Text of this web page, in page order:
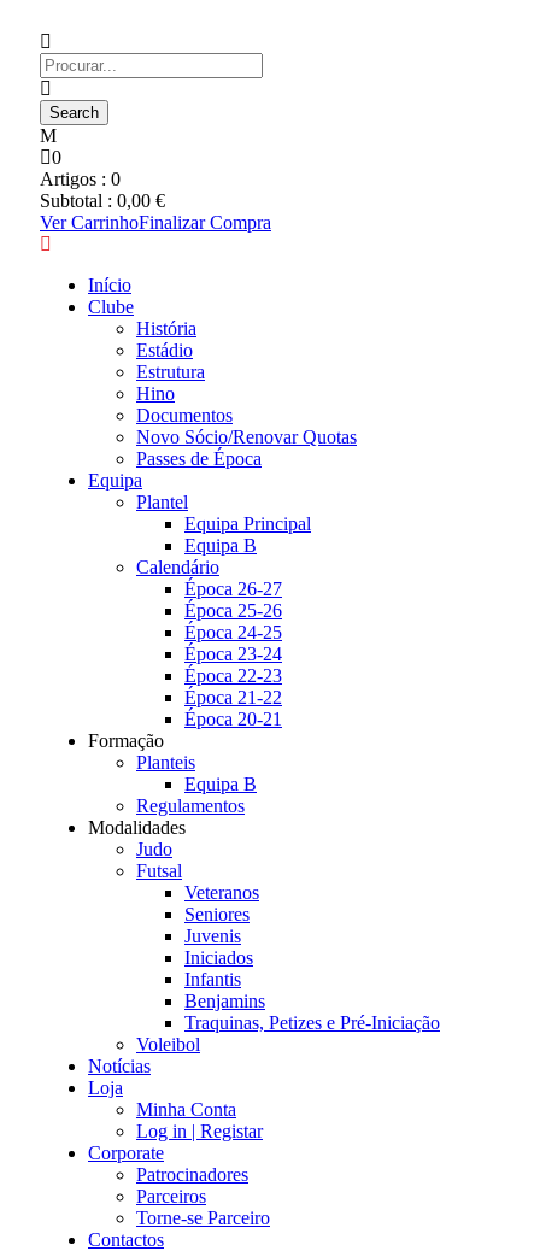
0
Artigos : 0
Subtotal : 0,00 €
Ver CarrinhoFinalizar Compra
Início
Clube
História
Estádio
Estrutura
Hino
Documentos
Novo Sócio/Renovar Quotas
Passes de Época
Equipa
Plantel
Equipa Principal
Equipa B
Calendário
Época 26-27
Época 25-26
Época 24-25
Época 23-24
Época 22-23
Época 21-22
Época 20-21
Formação
Planteis
Equipa B
Regulamentos
Modalidades
Judo
Futsal
Veteranos
Seniores
Juvenis
Iniciados
Infantis
Benjamins
Traquinas, Petizes e Pré-Iniciação
Voleibol
Notícias
Loja
Minha Conta
Log in | Registar
Corporate
Patrocinadores
Parceiros
Torne-se Parceiro
Contactos